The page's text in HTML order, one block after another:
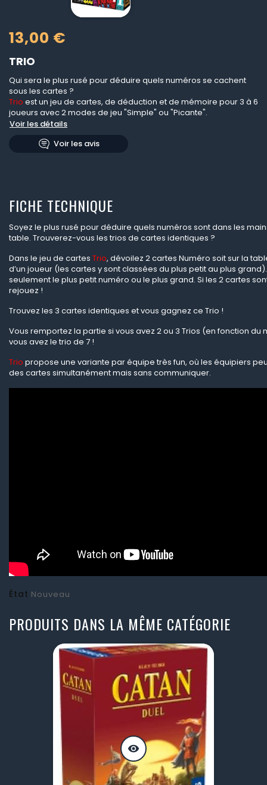
13,00 €
TRIO
Qui sera le plus rusé pour déduire quels numéros se cachent
sous les cartes ?
Trio est un jeu de cartes, de déduction et de mémoire pour 3 à 6
joueurs avec 2 modes de jeu "Simple" ou "Picante".
Voir les détails
Voir les avis
FICHE TECHNIQUE
Soyez le plus rusé pour déduire quels numéros sont dans les
table. Trouverez-vous les trios de cartes identiques ?
Dans le jeu de cartes Trio, dévoilez 2 cartes Numéro soit sur la
d’un joueur (les cartes y sont classées du plus petit au plus
seulement le plus petit numéro ou le plus grand. Si les 2 cartes
rejouez !
Trouvez les 3 cartes identiques et vous gagnez ce Trio !
Vous remportez la partie si vous avez 2 ou 3 Trios (en fonction du
vous avez le trio de 7 !
Trio propose une variante par équipe très fun, où les équipiers
des cartes simultanément mais sans communiquer.
État Nouveau
PRODUITS DANS LA MÊME CATÉGORIE
visibility